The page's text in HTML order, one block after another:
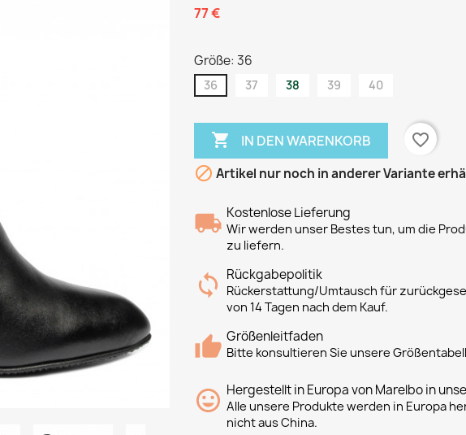
77 €
Größe: 36
36 37 38 39 40
 IN DEN WARENKORB
favorite_border
 Artikel nur noch in anderer Variante
Kostenlose Lieferung
Wir werden unser Bestes tun, um die
zu liefern.
Rückgabepolitik
Rückerstattung/Umtausch für
von 14 Tagen nach dem Kauf.
Größenleitfaden
Bitte konsultieren Sie unsere
Hergestellt in Europa von Marelbo in
Alle unsere Produkte werden in Europa
nicht aus China.